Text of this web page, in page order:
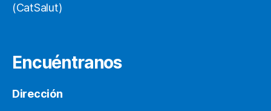
(CatSalut)
Encuéntranos
Dirección